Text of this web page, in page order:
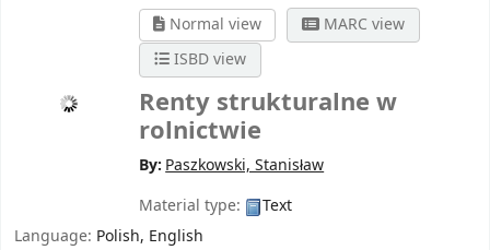
Normal view
MARC view
ISBD view
Renty strukturalne w
rolnictwie
By: Paszkowski, Stanisław
Material type:
Text
Language: Polish, English